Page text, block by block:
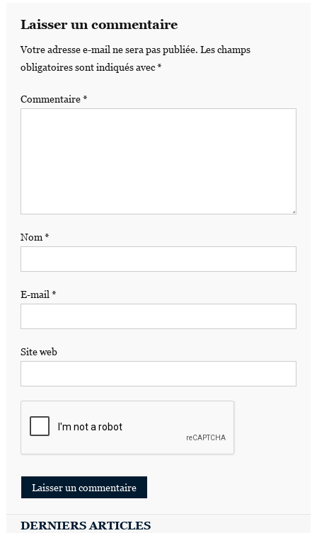
Laisser un commentaire
Votre adresse e-mail ne sera pas publiée. Les champs
obligatoires sont indiqués avec*
Commentaire*
Nom*
E-mail *
Site web
DERNIERS ARTICLES